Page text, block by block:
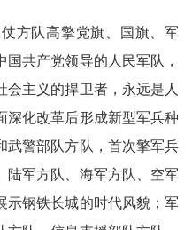
队高擎党旗、国旗、军
共产党领导的人民军队，
会主义的捍卫者，永远是人
深化改革后形成新型军兵种
武警部队方队，首次擎军兵
陆军方队、海军方队、空军
示钢铁长城的时代风貌；军